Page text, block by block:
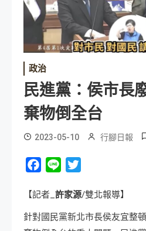
政治
民進黨：侯市長
棄物倒全台
2023-05-10 行腳日報
Facebook
Line
【記者_ 許家源/雙北報導】
針對國民黨新北市長侯友宜整